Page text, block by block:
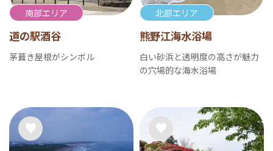
南部エリア
道の駅酒谷
茅葺き屋根がシンボル
北部エリア
熊野江海水浴場
白い砂浜と透明度の高さが魅力
の穴場的な海水浴場